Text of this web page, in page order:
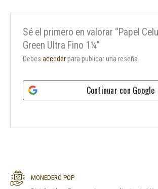
Sé el primero en valorar “Papel
Green Ultra Fino 1¼”
Debesaccederpara publicar una reseña.
Continuar con Google
MONEDERO POP